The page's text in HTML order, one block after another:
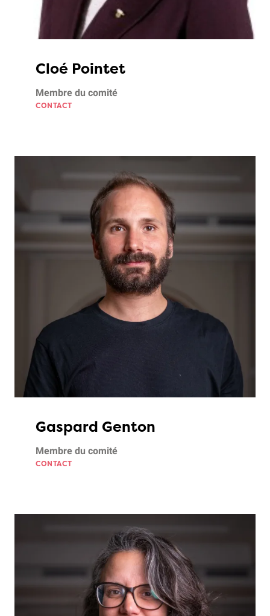
Cloé Pointet
Membre du comité
CONTACT
Gaspard Genton
Membre du comité
CONTACT